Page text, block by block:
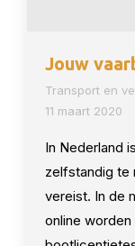
Jouw
Transport en
11 maart 2020
In Nederland
zelfstandig te
vereist. In de
online